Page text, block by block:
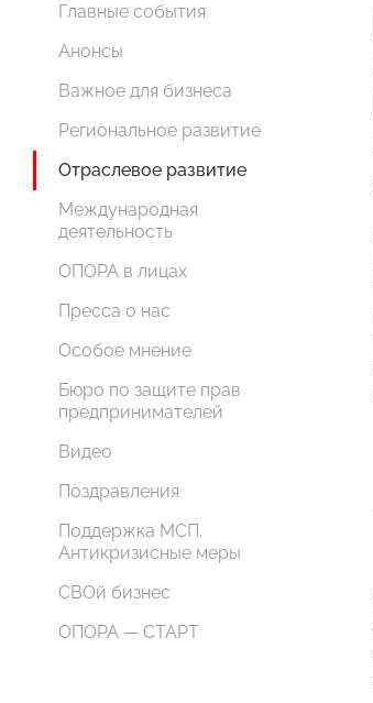
Главные события
Анонсы
Важное для бизнеса
Региональное развитие
Отраслевое развитие
Международная
деятельность
ОПОРА в лицах
Пресса о нас
Особое мнение
Бюро по защите прав
предпринимателей
Видео
Поздравления
Поддержка МСП.
Антикризисные меры
СВОй бизнес
ОПОРА — СТАРТ